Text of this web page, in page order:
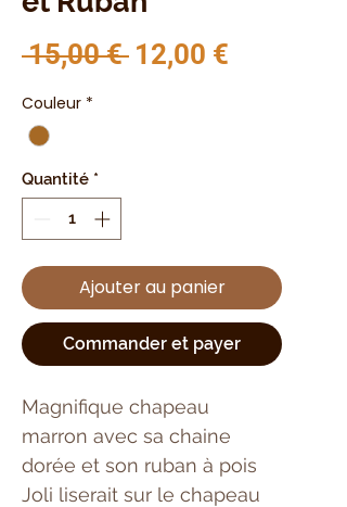
15,00 € Prix original
12,00 €
Couleur *
Quantité *
Ajouter au panier
Commander et payer
Magnifique chapeau
marron avec sa chaine
dorée et son ruban à pois
Joli liserait sur le chapeau